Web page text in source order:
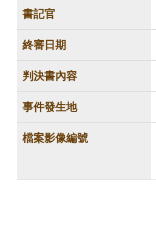
書記官
終審日期
判決書內容
事件發生地
檔案影像編號